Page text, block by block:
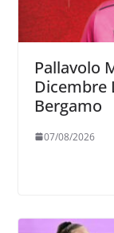
Pallavolo
Dicembre
Bergamo
07/08/2026